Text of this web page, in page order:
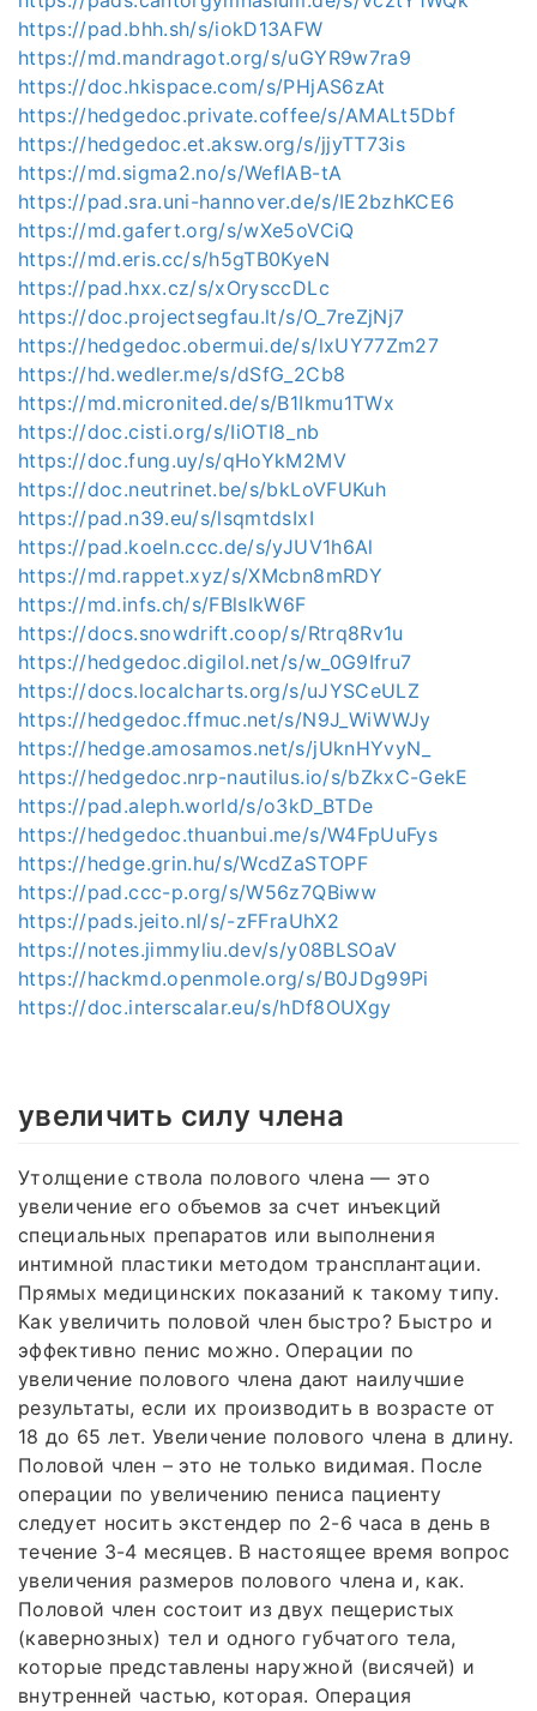
https://pad.bhh.sh/s/iokD13AFW
https://md.mandragot.org/s/uGYR9w7ra9
https://doc.hkispace.com/s/PHjAS6zAt
https://hedgedoc.private.coffee/s/AMALt5Dbf
https://hedgedoc.et.aksw.org/s/jjyTT73is
https://md.sigma2.no/s/WeflAB-tA
https://pad.sra.uni-hannover.de/s/IE2bzhKCE6
https://md.gafert.org/s/wXe5oVCiQ
https://md.eris.cc/s/h5gTB0KyeN
https://pad.hxx.cz/s/xOrysccDLc
https://doc.projectsegfau.lt/s/O_7reZjNj7
https://hedgedoc.obermui.de/s/lxUY77Zm27
https://hd.wedler.me/s/dSfG_2Cb8
https://md.micronited.de/s/B1Ikmu1TWx
https://doc.cisti.org/s/IiOTI8_nb
https://doc.fung.uy/s/qHoYkM2MV
https://doc.neutrinet.be/s/bkLoVFUKuh
https://pad.n39.eu/s/lsqmtdsIxI
https://pad.koeln.ccc.de/s/yJUV1h6Al
https://md.rappet.xyz/s/XMcbn8mRDY
https://md.infs.ch/s/FBlsIkW6F
https://docs.snowdrift.coop/s/Rtrq8Rv1u
https://hedgedoc.digilol.net/s/w_0G9Ifru7
https://docs.localcharts.org/s/uJYSCeULZ
https://hedgedoc.ffmuc.net/s/N9J_WiWWJy
https://hedge.amosamos.net/s/jUknHYvyN_
https://hedgedoc.nrp-nautilus.io/s/bZkxC-GekE
https://pad.aleph.world/s/o3kD_BTDe
https://hedgedoc.thuanbui.me/s/W4FpUuFys
https://hedge.grin.hu/s/WcdZaSTOPF
https://pad.ccc-p.org/s/W56z7QBiww
https://pads.jeito.nl/s/-zFFraUhX2
https://notes.jimmyliu.dev/s/y08BLSOaV
https://hackmd.openmole.org/s/B0JDg99Pi
https://doc.interscalar.eu/s/hDf8OUXgy
увеличить силу члена
Утолщение ствола полового члена — это
увеличение его объемов за счет инъекций
специальных препаратов или выполнения
интимной пластики методом трансплантации.
Прямых медицинских показаний к такому типу.
Как увеличить половой член быстро? Быстро и
эффективно пенис можно. Операции по
увеличение полового члена дают наилучшие
результаты, если их производить в возрасте от
18 до 65 лет. Увеличение полового члена в длину.
Половой член – это не только видимая. После
операции по увеличению пениса пациенту
следует носить экстендер по 2-6 часа в день в
течение 3-4 месяцев. В настоящее время вопрос
увеличения размеров полового члена и, как.
Половой член состоит из двух пещеристых
(кавернозных) тел и одного губчатого тела,
которые представлены наружной (висячей) и
внутренней частью, которая. Операция